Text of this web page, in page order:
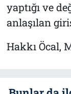
yaptığı ve
anlaşılan
Hakkı Öcal,